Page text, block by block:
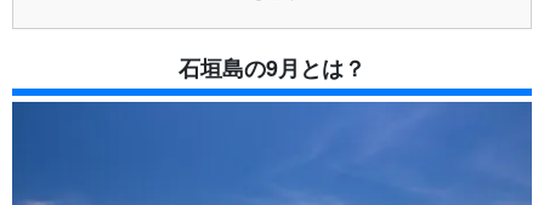
現地在住スタッフ厳選！ 石垣島の9月におすすめアクティビ
ティ
①シュノーケリング
5.2②ダイビング
石垣島の9月とは？